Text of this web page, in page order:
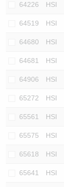
64226 HSI
64519 HSI
64680 HSI
64681 HSI
64906 HSI
65272 HSI
65561 HSI
65575 HSI
65618 HSI
65641 HSI